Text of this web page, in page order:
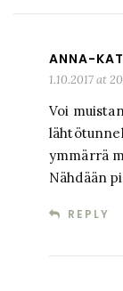
ANNA-
1.10.2017 at
Voi
ymmärrä
Nähdään
REPLY